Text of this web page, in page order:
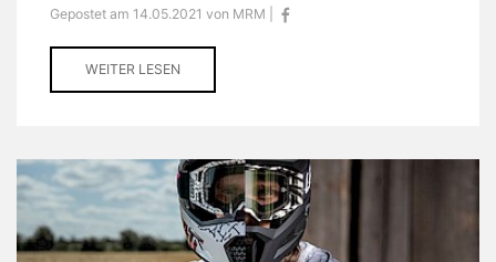
Gepostet am 14.05.2021 von MRM |
WEITER LESEN